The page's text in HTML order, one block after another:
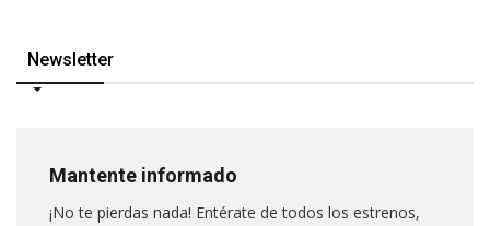
Newsletter
Mantente informado
¡No te pierdas nada! Entérate de todos los estrenos,